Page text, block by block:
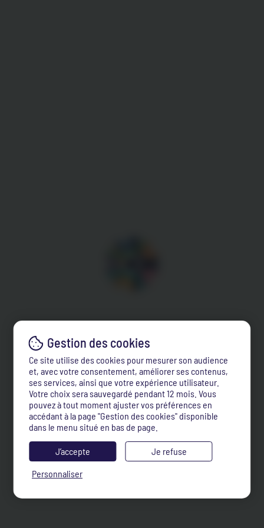
Ce site utilise des cookies pour mesurer son audience
et, avec votre consentement, améliorer ses contenus,
ses services, ainsi que votre expérience utilisateur.
Votre choix sera sauvegardé pendant 12 mois. Vous
pouvez à tout moment ajuster vos préférences en
accédant à la page "Gestion des cookies" disponible
dans le menu situé en bas de page.
J’accepte
Je refuse
Personnaliser